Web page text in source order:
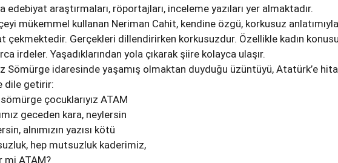
edebiyat araştırmaları, röportajları, inceleme yazıları yer almaktadır.
mükemmel kullanan Neriman Cahit, kendine özgü, korkusuz
çekmektedir. Gerçekleri dillendirirken korkusuzdur. Özellikle kadın
irdeler. Yaşadıklarından yola çıkarak şiire kolayca ulaşır.
Sömürge idaresinde yaşamış olmaktan duyduğu üzüntüyü, Atatürk’e
dile getirir:
sömürge çocuklarıyız ATAM
geceden kara, neylersin
alnımızın yazısı kötü
hep mutsuzluk kaderimiz,
mi ATAM?